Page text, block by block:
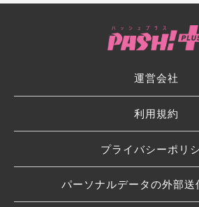
運営会社
利用規約
プライバシーポリ
パーソナルデータの外部送